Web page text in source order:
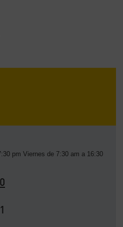
pm Viernes de 7:30 am a 16:30